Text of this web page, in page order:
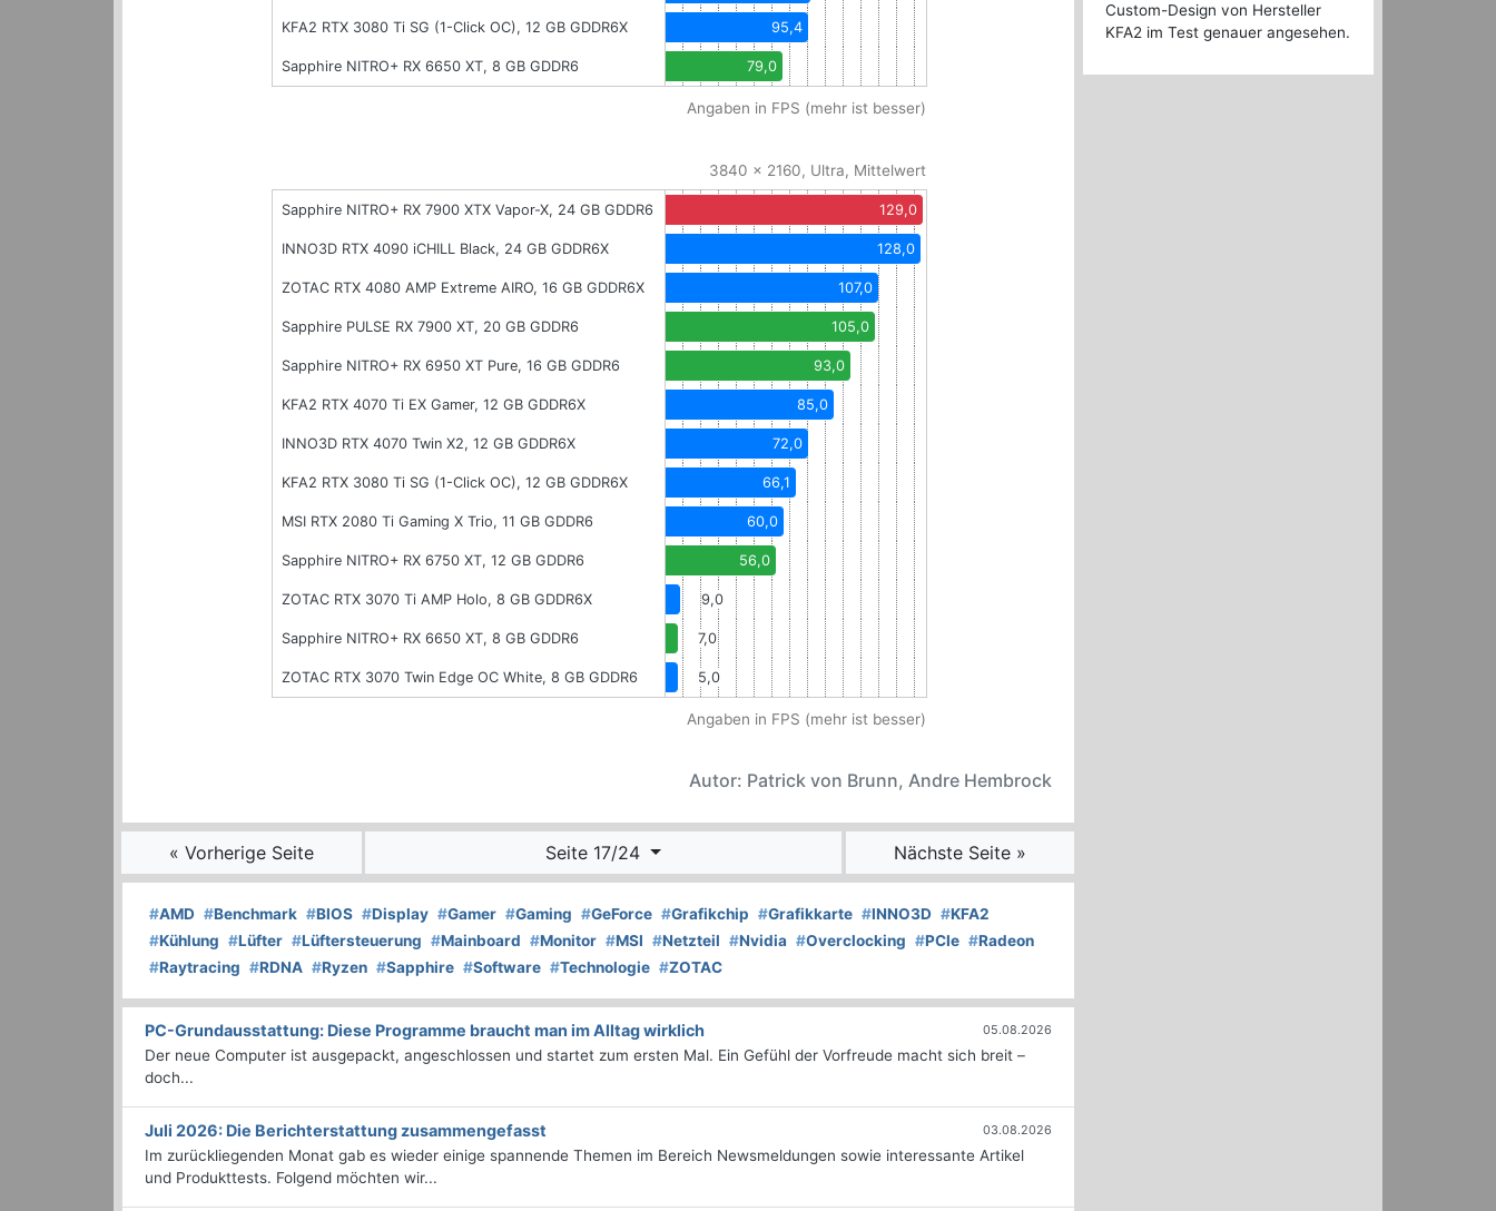
KFA2 RTX 3080 Ti SG (1-Click OC), 12 GB GDDR6X 95,4
Sapphire NITRO+ RX 6650 XT, 8 GB GDDR6 79,0
Angaben in FPS (mehr ist besser)
3840 x 2160, Ultra, Mittelwert
Sapphire NITRO+ RX 7900 XTX Vapor-X, 24 GB GDDR6 129,0
INNO3D RTX 4090 iCHILL Black, 24 GB GDDR6X 128,0
ZOTAC RTX 4080 AMP Extreme AIRO, 16 GB GDDR6X 107,0
Sapphire PULSE RX 7900 XT, 20 GB GDDR6 105,0
Sapphire NITRO+ RX 6950 XT Pure, 16 GB GDDR6 93,0
KFA2 RTX 4070 Ti EX Gamer, 12 GB GDDR6X 85,0
INNO3D RTX 4070 Twin X2, 12 GB GDDR6X 72,0
KFA2 RTX 3080 Ti SG (1-Click OC), 12 GB GDDR6X 66,1
MSI RTX 2080 Ti Gaming X Trio, 11 GB GDDR6 60,0
Sapphire NITRO+ RX 6750 XT, 12 GB GDDR6 56,0
ZOTAC RTX 3070 Ti AMP Holo, 8 GB GDDR6X 9,0
Sapphire NITRO+ RX 6650 XT, 8 GB GDDR6 7,0
ZOTAC RTX 3070 Twin Edge OC White, 8 GB GDDR6 5,0
Angaben in FPS (mehr ist besser)
Autor: Patrick von Brunn, Andre Hembrock
« Vorherige Seite Seite 17/24 Nächste Seite »
#AMD #Benchmark #BIOS #Display #Gamer #Gaming #GeForce #Grafikchip #Grafikkarte #INNO3D #KFA2
#Kühlung #Lüfter #Lüftersteuerung #Mainboard #Monitor #MSI #Netzteil #Nvidia #Overclocking #PCIe #Radeon
#Raytracing #RDNA #Ryzen #Sapphire #Software #Technologie #ZOTAC
PC-Grundausstattung: Diese Programme braucht man im Alltag wirklich 05.08.2026
Der neue Computer ist ausgepackt, angeschlossen und startet zum ersten Mal. Ein Gefühl der Vorfreude macht sich breit –
doch...
Juli 2026: Die Bericht­erstattung zusammengefasst 03.08.2026
Im zurückliegenden Monat gab es wieder einige spannende Themen im Bereich Newsmeldungen sowie interessante Artikel
und Produkttests. Folgend möchten wir...
Custom-Design von Hersteller
KFA2 im Test genauer angesehen.